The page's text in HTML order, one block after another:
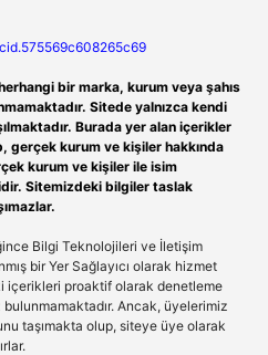
bir marka, kurum veya şahıs
Sitede yalnızca kendi
Burada yer alan içerikler
gerçek kurum ve kişiler hakkında
kurum ve kişiler ile isim
Sitemizdeki bilgiler taslak
Bilgi Teknolojileri ve İletişim
bir Yer Sağlayıcı olarak hizmet
içerikleri proaktif olarak denetleme
Ancak, üyelerimiz
taşımakta olup, siteye üye olarak